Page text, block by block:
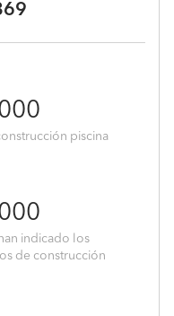
piscina
indicado los
de construcción